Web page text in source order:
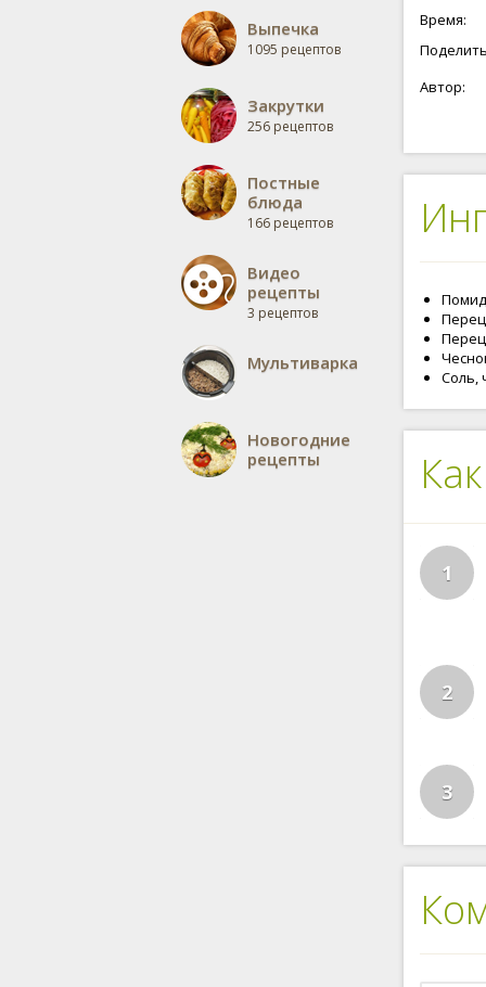
Выпечка
1095 рецептов
Закрутки
256 рецептов
Постные
блюда
166 рецептов
Видео
рецепты
3 рецептов
Мультиварка
Новогодние
рецепты
Время:
Автор:
Перец
Перец
Соль,
1
2
3